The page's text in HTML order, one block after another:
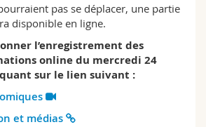
pas se déplacer, une partie
disponible en ligne.
l’enregistrement des
online du mercredi 24
sur le lien suivant :
et médias